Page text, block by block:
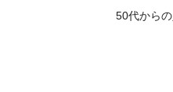
50代から